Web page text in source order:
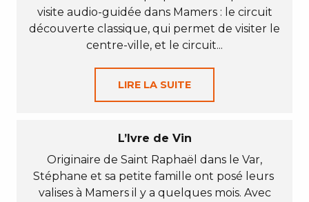
visite audio-guidée dans Mamers : le circuit
découverte classique, qui permet de visiter le
centre-ville, et le circuit...
LIRE LA SUITE
L’Ivre de Vin
Originaire de Saint Raphaël dans le Var,
Stéphane et sa petite famille ont posé leurs
valises à Mamers il y a quelques mois. Avec